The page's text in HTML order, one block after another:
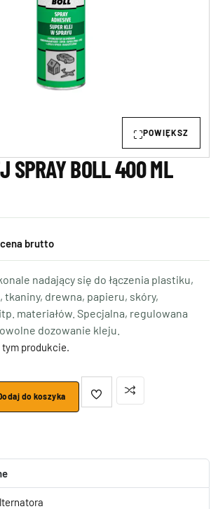
POWIĘKSZ
SPRAY BOLL 400 ML
cena brutto
nadający się do łączenia plastiku,
tkaniny, drewna, papieru, skóry,
materiałów. Specjalna, regulowana
dozowanie kleju.
produkcie.
do koszyka